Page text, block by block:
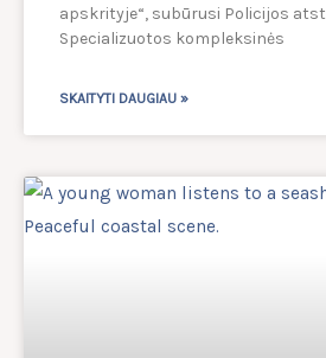
apskrityje“, subūrusi Policijos
Specializuotos kompleksinės
SKAITYTI DAUGIAU »